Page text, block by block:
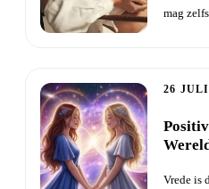
mag
26 JULI
Vrede is